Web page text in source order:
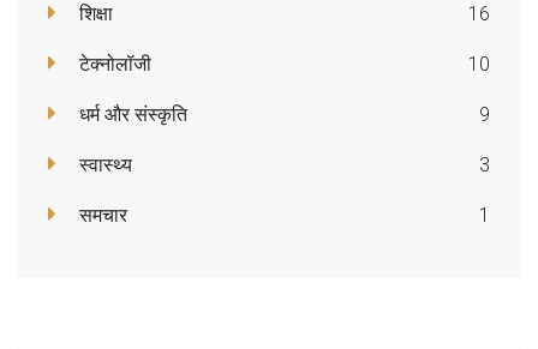
शिक्षा 16
टेक्नोलॉजी 10
धर्म और संस्कृति 9
स्वास्थ्य 3
समचार 1